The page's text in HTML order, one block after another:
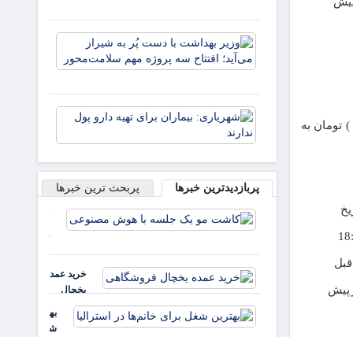
و هشت ) تومان به
پروژه
دارو پول
پربازدیدترین خبرها پربحث ترین خبرها
خرید عمده
یخچال
فروشگاهی
بهترین
شغل